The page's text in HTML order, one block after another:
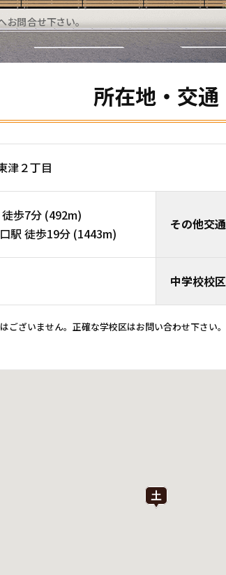
問合せ下さい。
所在地・交通
津２丁目
歩7分 (492m)
駅 徒歩19分 (1443m)
その他交通
中学校校区
ざいません。正確な学校区はお問い合わせ下さい。